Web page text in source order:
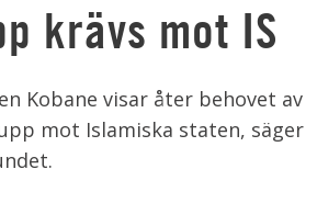
krävs mot IS
Kobane visar åter behovet av
mot Islamiska staten, säger